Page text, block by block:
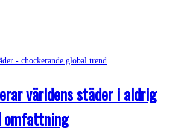
världens städer i aldrig
omfattning